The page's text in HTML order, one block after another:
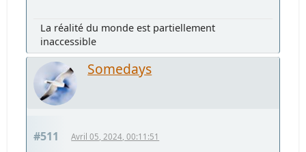
La réalité du monde est partiellement
inaccessible
Somedays
#511 Avril 05, 2024, 00:11:51